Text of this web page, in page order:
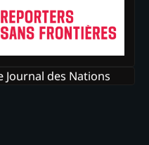
Journal des Nations